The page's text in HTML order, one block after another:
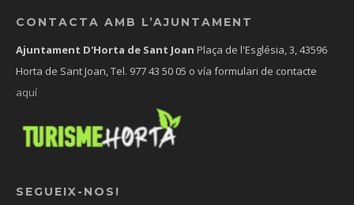
CONTACTA AMB L’AJUNTAMENT
Ajuntament D'Horta de Sant Joan Plaça de l'Església, 3, 43596
Horta de Sant Joan, Tel. 977 43 50 05 o vía formulari de contacte
aquí
SEGUEIX-NOS!